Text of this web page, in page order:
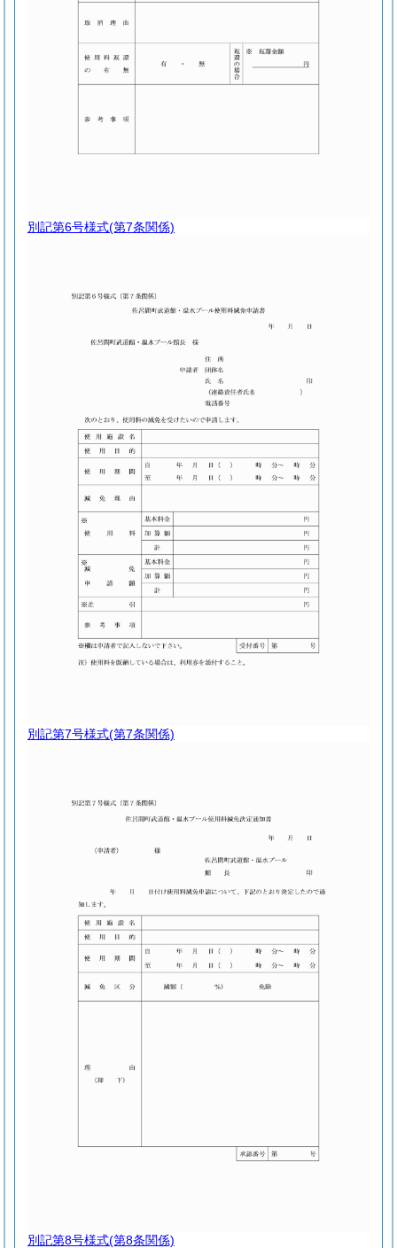
別記第6号様式(第7条関係)
別記第7号様式(第7条関係)
別記第8号様式(第8条関係)